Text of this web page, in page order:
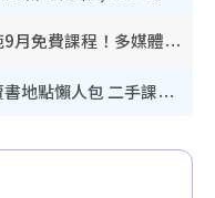
長者優惠｜都會大學長者學苑9月免費課程！多媒體/微電影創作/網絡安全 附報名方法教學
捐書2026︱全港13大捐書/賣書地點懶人包 二手課本最高$150＋舊書換免費咖啡/戲票